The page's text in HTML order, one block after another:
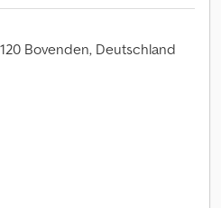
Bovenden, Deutschland